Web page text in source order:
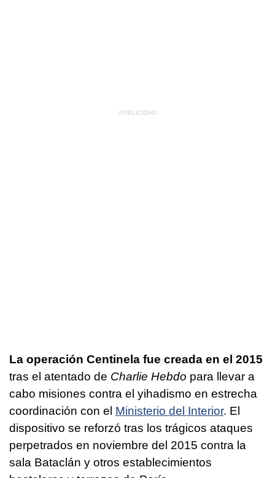
La operación Centinela fue creada en el 2015
tras el atentado de Charlie Hebdo para llevar a
cabo misiones contra el yihadismo en estrecha
coordinación con el Ministerio del Interior. El
dispositivo se reforzó tras los trágicos ataques
perpetrados en noviembre del 2015 contra la
sala Bataclán y otros establecimientos